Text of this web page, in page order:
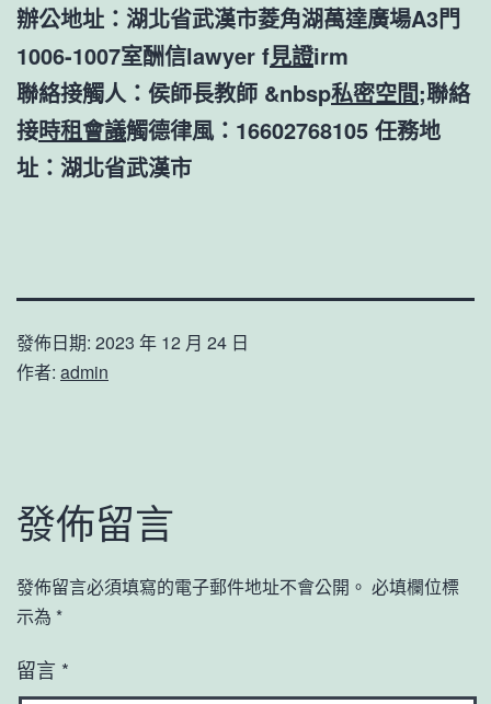
辦公地址：湖北省武漢市菱角湖萬達廣場A3門
1006-1007室酬信lawyer f見證irm
聯絡接觸人：侯師長教師 &nbsp私密空間;聯絡
接時租會議觸德律風：16602768105 任務地
址：湖北省武漢市
發佈日期: 2023 年 12 月 24 日
作者: admin
發佈留言
發佈留言必須填寫的電子郵件地址不會公開。 必填欄位標
示為 *
留言 *